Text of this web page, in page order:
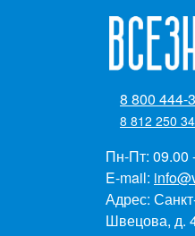
8 800 444-
8 812 250
Пн-Пт: 09.00
E-mail:
Адрес:
Швецова, д.